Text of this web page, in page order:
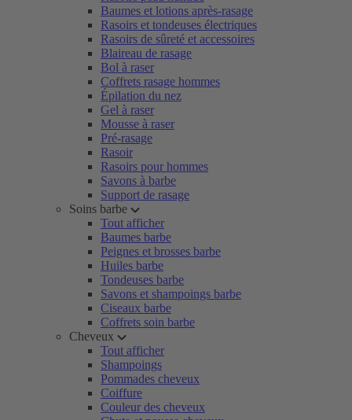
Baumes et lotions après-rasage
Rasoirs et tondeuses électriques
Rasoirs de sûreté et accessoires
Blaireau de rasage
Bol à raser
Coffrets rasage hommes
Épilation du nez
Gel à raser
Mousse à raser
Pré-rasage
Rasoir
Rasoirs pour hommes
Savons à barbe
Support de rasage
Soins barbe
Tout afficher
Baumes barbe
Peignes et brosses barbe
Huiles barbe
Tondeuses barbe
Savons et shampoings barbe
Ciseaux barbe
Coffrets soin barbe
Cheveux
Tout afficher
Shampoings
Pommades cheveux
Coiffure
Couleur des cheveux